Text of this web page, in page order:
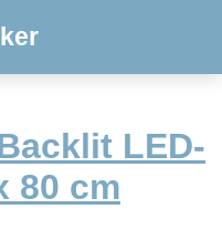
LED-
80 cm